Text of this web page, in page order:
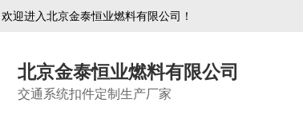
欢迎进入北京金泰恒业燃料有限公司！
北京金泰恒业燃料有限公司
交通系统扣件定制生产厂家